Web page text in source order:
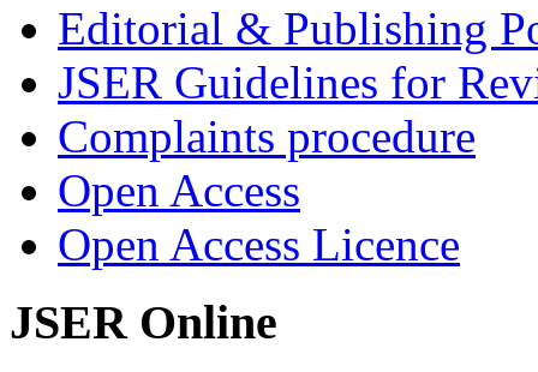
Editorial & Publishing
JSER Guidelines for
Complaints procedure
Open Access
Open Access Licence
JSER Online